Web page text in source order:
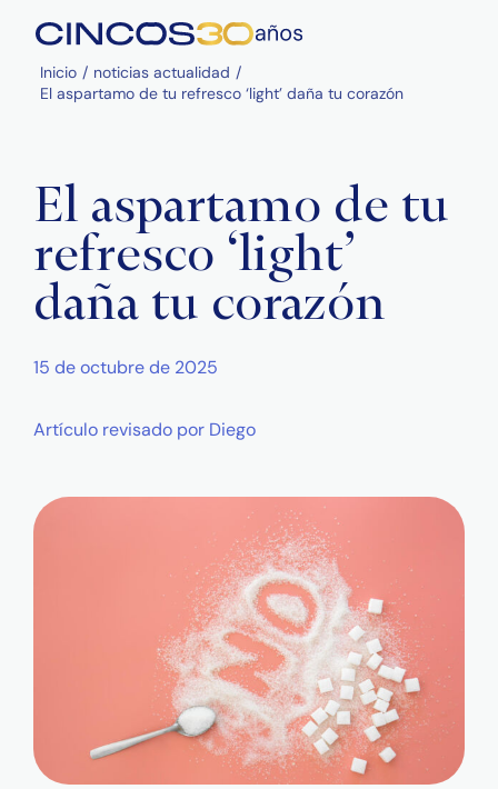
contenido
Inicio
noticias actualidad
El aspartamo de tu refresco ‘light’ daña tu corazón
El aspartamo de tu
refresco ‘light’
daña tu corazón
15 de octubre de 2025
Artículo revisado por Diego